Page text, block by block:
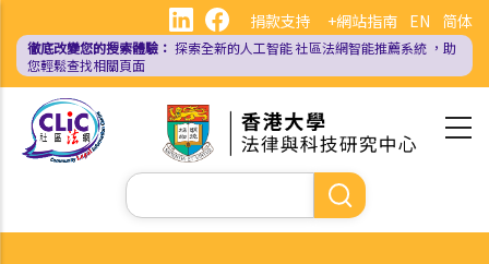
內
EN 简体
捐款支持 +網站指南
徹底改變您的搜索體驗： 探索全新的人工智能社區法網智能推薦系統 ，助
您輕鬆查找相關頁面
Search